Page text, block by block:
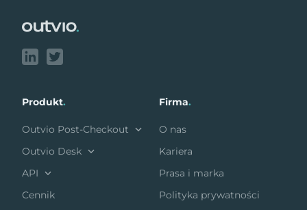
Produkt.
Outvio Post-Checkout
Outvio Desk
API
Cennik
Firma.
O nas
Kariera
Prasa i marka
Polityka prywatności